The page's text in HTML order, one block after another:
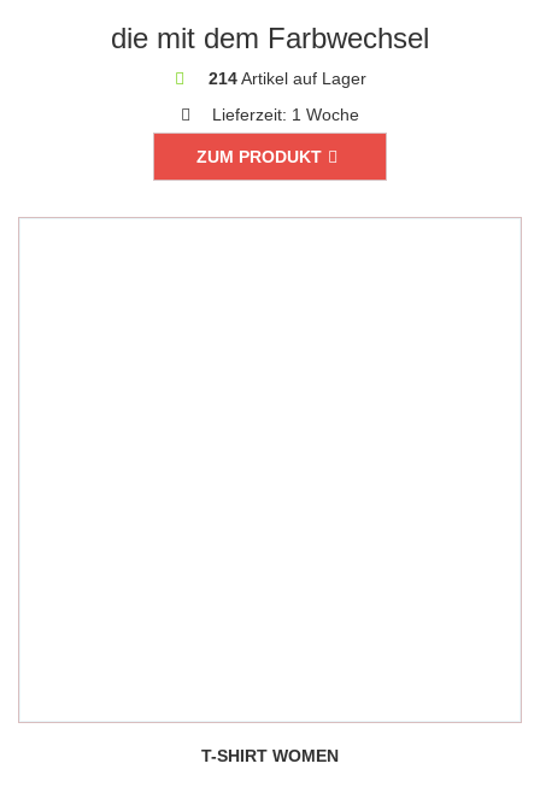
die mit dem Farbwechsel
214Artikel auf Lager
Lieferzeit: 1 Woche
ZUM PRODUKT
T-SHIRT WOMEN